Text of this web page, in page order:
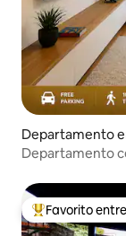
Departamento
Departamento
De los mejores
Favorito